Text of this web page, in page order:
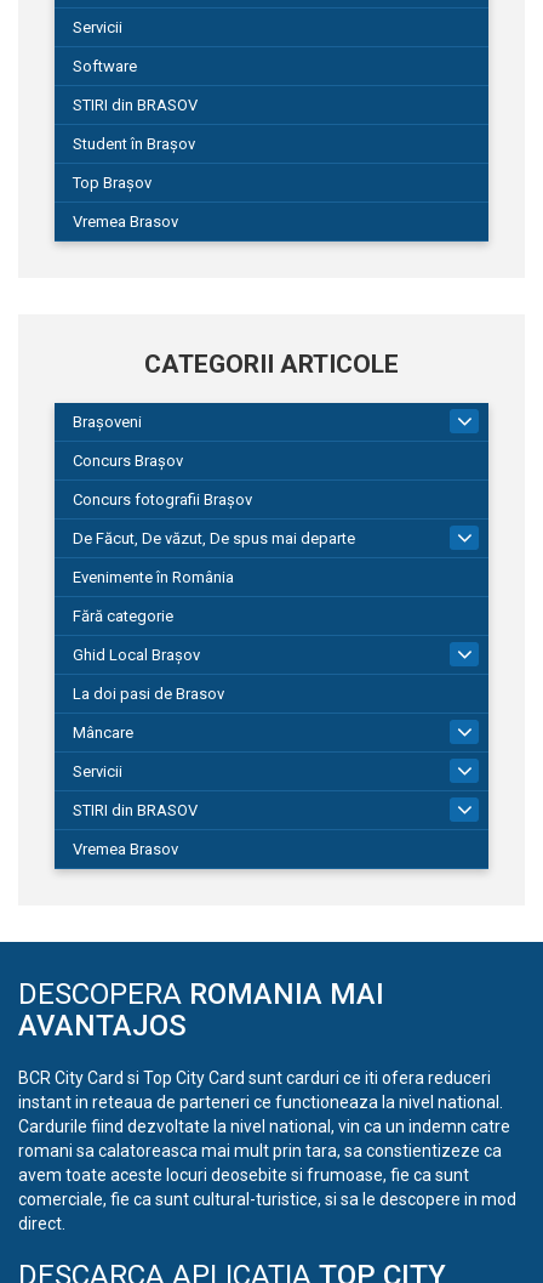
Servicii
Software
STIRI din BRASOV
Student în Brașov
Top Brașov
Vremea Brasov
CATEGORII ARTICOLE
Brașoveni
Concurs Brașov
Concurs fotografii Brașov
De Făcut, De văzut, De spus mai departe
149
Evenimente în România
Fără categorie
Ghid Local Brașov
La doi pasi de Brasov
Mâncare
Servicii
STIRI din BRASOV
Vremea Brasov
DESCOPERA ROMANIA MAI
AVANTAJOS
BCR City Card si Top City Card sunt carduri ce iti ofera reduceri
instant in reteaua de parteneri ce functioneaza la nivel national.
Cardurile fiind dezvoltate la nivel national, vin ca un indemn catre
romani sa calatoreasca mai mult prin tara, sa constientizeze ca
avem toate aceste locuri deosebite si frumoase, fie ca sunt
comerciale, fie ca sunt cultural-turistice, si sa le descopere in mod
direct.
DESCARCA APLICATIA TOP CITY